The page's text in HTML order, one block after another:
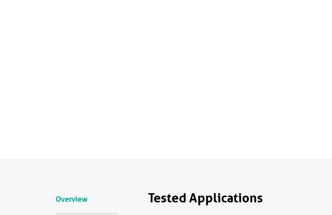
Overview
Tested Applications